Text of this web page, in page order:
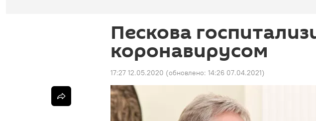
Пескова
коронавирусом
17:27 12.05.2020 (обновлено: 14:26 07.04.2021)